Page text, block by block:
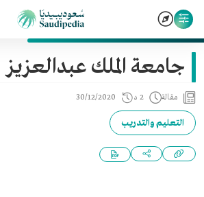
جامعة الملك عبدالعزيز
مقالة 2 د 30/12/2020
التعليم والتدريب